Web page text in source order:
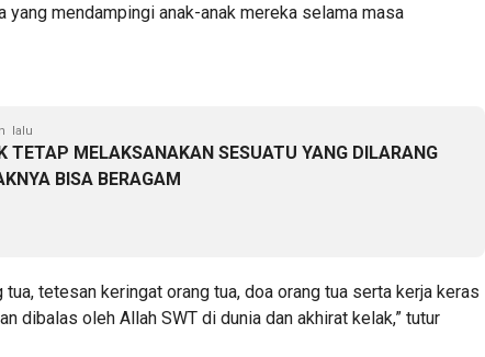
yang mendampingi anak-anak mereka selama masa
lalu
TETAP MELAKSANAKAN SESUATU YANG DILARANG
BISA BERAGAM
tua, tetesan keringat orang tua, doa orang tua serta kerja keras
dibalas oleh Allah SWT di dunia dan akhirat kelak,” tutur